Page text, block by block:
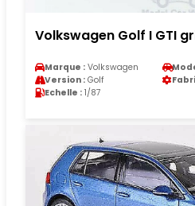
Volkswagen Golf I GTI
Marque : Volkswagen
Version : Golf
Echelle : 1/87